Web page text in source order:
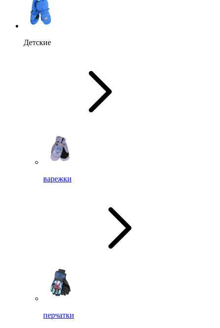
Детские
варежки
перчатки